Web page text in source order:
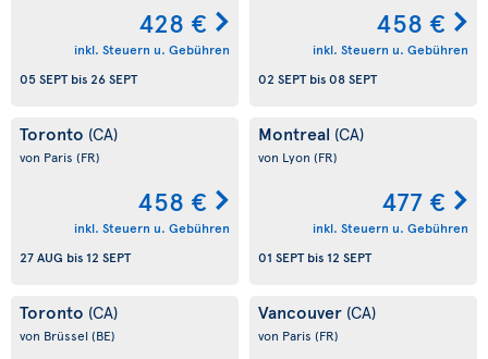
428 €
inkl. Steuern u. Gebühren
05 SEPTbis26 SEPT
458 €
inkl. Steuern u. Gebühren
02 SEPTbis08 SEPT
Toronto (CA)
von Paris (FR)
458 €
inkl. Steuern u. Gebühren
27 AUG bis 12 SEPT
Montreal (CA)
von Lyon (FR)
477 €
inkl. Steuern u. Gebühren
01 SEPTbis 12 SEPT
Toronto (CA)
von Brüssel (BE)
Vancouver (CA)
von Paris (FR)